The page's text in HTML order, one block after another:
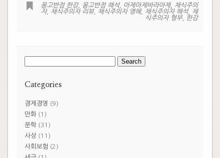
몽고반점 한강, 몽고반점 해석, 아제아제바라아제, 채식주의
자, 채식주의자 리뷰, 채식주의자 영혜, 채식주의자 해석, 채
식주의자 형부, 한강
Search
for:
Categories
경제경영 (9)
만화(1)
문학(31)
사상(11)
사회보험 (2)